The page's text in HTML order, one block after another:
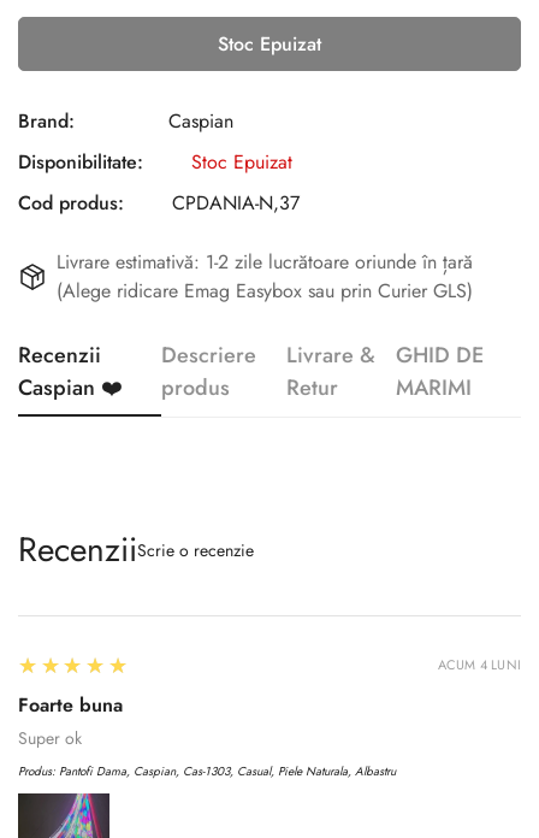
Stoc Epuizat
Brand:
Caspian
Disponibilitate:
Stoc Epuizat
Cod produs:
CPDANIA-N,37
Livrare estimativă: 1-2 zile lucrătoare oriunde în țară
(Alege ridicare Emag Easybox sau prin Curier GLS)
Recenzii
Caspian ❤️
Descriere
produs
Livrare &
Retur
GHID DE
MARIMI
RecenziiScrie o recenzie
5
★★★★★
Foarte buna
Super ok
Produs: Pantofi Dama, Caspian, Cas-1303, Casual, Piele Naturala, Albastru
ACUM 4 LUNI